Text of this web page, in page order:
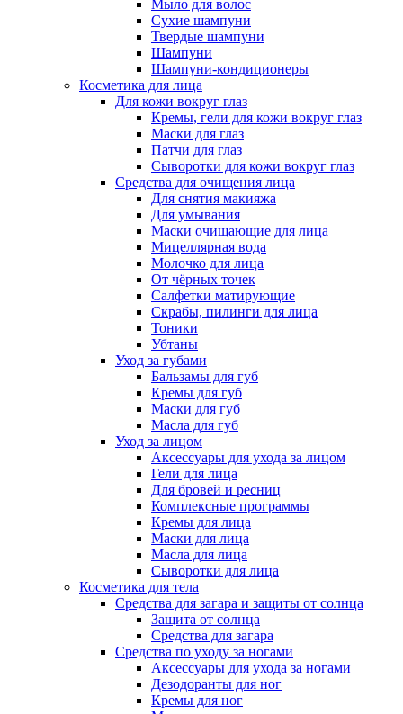
Мыло для волос
Сухие шампуни
Твердые шампуни
Шампуни
Шампуни-кондиционеры
Косметика для лица
Для кожи вокруг глаз
Кремы, гели для кожи вокруг глаз
Маски для глаз
Патчи для глаз
Сыворотки для кожи вокруг глаз
Средства для очищения лица
Для снятия макияжа
Для умывания
Маски очищающие для лица
Мицеллярная вода
Молочко для лица
От чёрных точек
Салфетки матирующие
Скрабы, пилинги для лица
Тоники
Убтаны
Уход за губами
Бальзамы для губ
Кремы для губ
Маски для губ
Масла для губ
Уход за лицом
Аксессуары для ухода за лицом
Гели для лица
Для бровей и ресниц
Комплексные программы
Кремы для лица
Маски для лица
Масла для лица
Сыворотки для лица
Косметика для тела
Средства для загара и защиты от солнца
Защита от солнца
Средства для загара
Средства по уходу за ногами
Аксессуары для ухода за ногами
Дезодоранты для ног
Кремы для ног